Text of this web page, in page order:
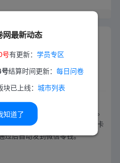
网最新动态
号有更新： 学员专区
号结算时间更新： 每日问卷
已上线： 城市列表
知道了
01 13:36 更新
奖调研平台，只有微信公众号。
积分，甜圈可兑换Q币、京东E卡
过后自动发到微信零钱。